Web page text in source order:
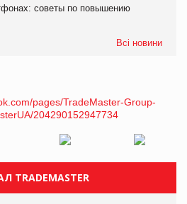
советы по повышению
Всі новини
TRADEMASTER